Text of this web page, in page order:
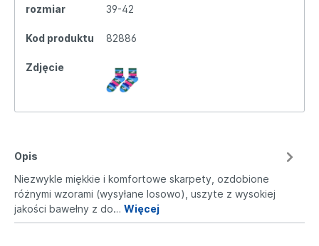
rozmiar 39-42
Kod produktu 82886
Zdjęcie
Opis
Niezwykle miękkie i komfortowe skarpety, ozdobione
różnymi wzorami (wysyłane losowo), uszyte z wysokiej
jakości bawełny z do… Więcej